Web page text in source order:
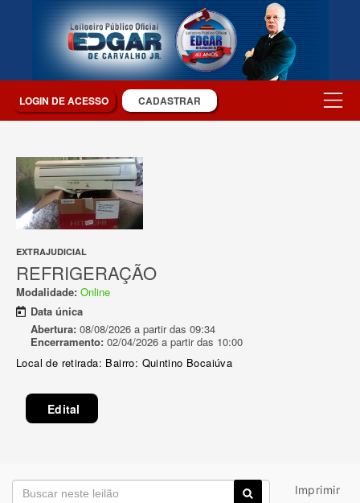
LOGIN DE ACESSO CADASTRAR
EXTRAJUDICIAL
REFRIGERAÇÃO
Modalidade: Online
Data única
Abertura: 08/08/2026 a partir das 09:34
Encerramento: 02/04/2026 a partir das 10:00
Local de retirada: Bairro: Quintino Bocaiúva
Edital
Imprimir